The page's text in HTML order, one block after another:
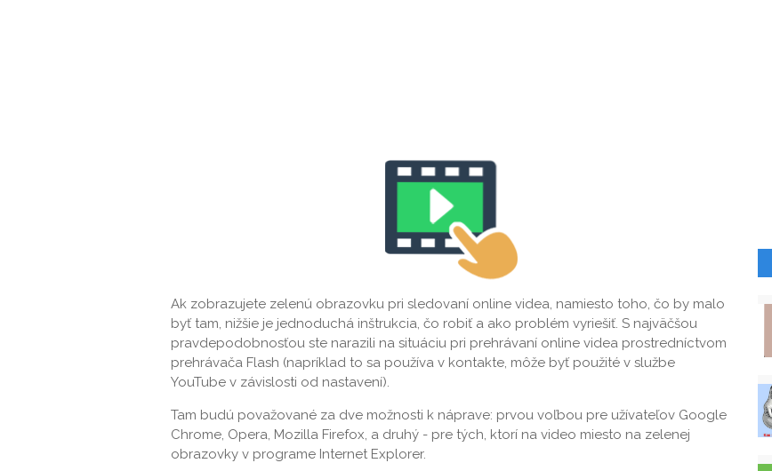
Ak zobrazujete zelenú obrazovku pri sledovaní online videa, namiesto toho, čo by malo
byť tam, nižšie je jednoduchá inštrukcia, čo robiť a ako problém vyriešiť. S najväčšou
pravdepodobnosťou ste narazili na situáciu pri prehrávaní online videa prostredníctvom
prehrávača Flash (napríklad to sa používa v kontakte, môže byť použité v službe
YouTube v závislosti od nastavení).
Tam budú považované za dve možnosti k náprave: prvou voľbou pre užívateľov Google
Chrome, Opera, Mozilla Firefox, a druhý - pre tých, ktorí na video miesto na zelenej
obrazovky v programe Internet Explorer.